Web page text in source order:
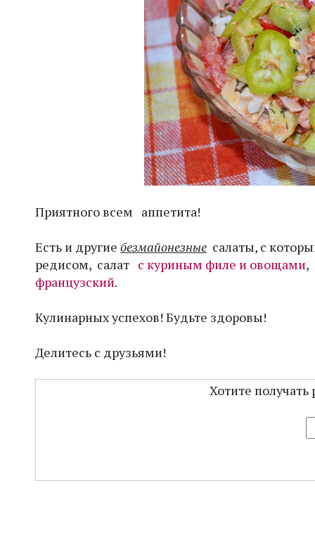
Приятного всем аппетита!
Есть и другие безмайонезные салаты, с
редисом, салат с куриным филе и овощами,
французский.
Кулинарных успехов! Будьте здоровы!
Делитесь с друзьями!
Хотите